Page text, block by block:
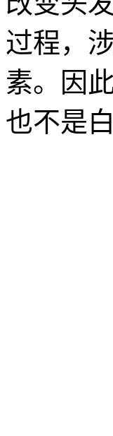
过程，
素。因
也不是